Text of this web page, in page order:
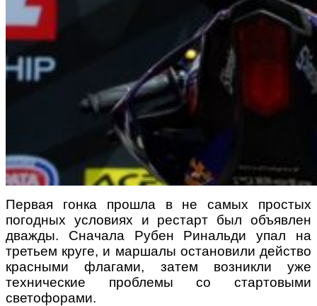
Первая гонка прошла в не самых простых
погодных условиях и рестарт был объявлен
дважды. Сначала Рубен Ринальди упал на
третьем круге, и маршалы остановили действо
красными флагами, затем возникли уже
технические проблемы со стартовыми
светофорами.